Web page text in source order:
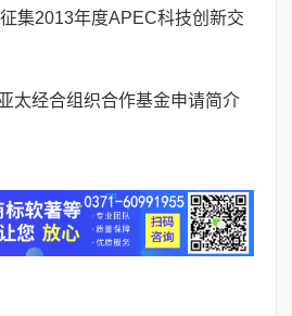
集2013年度APEC科技创新交
太经合组织合作基金申请简介